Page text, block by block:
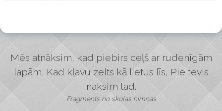
Mēs atnāksim, kad piebirs ceļš ar rudenīgām
lapām, Kad kļavu zelts kā lietus līs, Pie tevis
nāksim tad.
Fragments no skolas himnas